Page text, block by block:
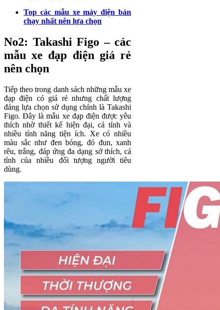
Top các mẫu xe máy điện bán
chạy nhất nên lựa chọn
No2: Takashi Figo – các
mẫu xe đạp điện giá rẻ
nên chọn
Tiếp theo trong danh sách những mẫu xe
đạp điện có giá rẻ nhưng chất lượng
đáng lựa chọn sử dụng chính là Takashi
Figo. Đây là mẫu xe đạp điện được yêu
thích nhờ thiết kế hiện đại, cá tính và
nhiều tính năng tiện ích. Xe có nhiều
màu sắc như đen bóng, đỏ đun, xanh
rêu, trắng, đáp ứng đa dạng sở thích, cá
tính của nhiều đối tượng người tiêu
dùng.